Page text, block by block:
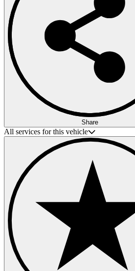
Share
All services for this vehicle